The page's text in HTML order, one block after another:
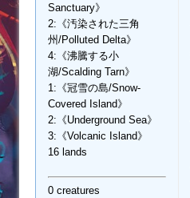
Sanctuary》
2:《汚染された三角
州/Polluted Delta》
4:《沸騰する小
湖/Scalding Tarn》
1:《冠雪の島/Snow-
Covered Island》
2:《Underground Sea》
3:《Volcanic Island》
16 lands
0 creatures